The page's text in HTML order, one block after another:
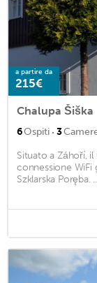
a partire da
215€
Chalupa Šiška
6Ospiti · 3
Situato a Záhoří, il
connessione WiFi
Szklarska Poręba.